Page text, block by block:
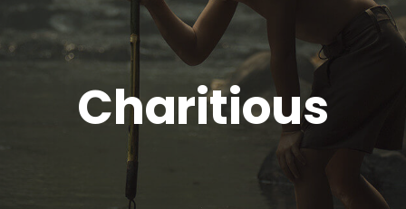
Charitious